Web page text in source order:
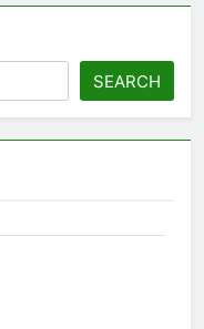
SEARCH